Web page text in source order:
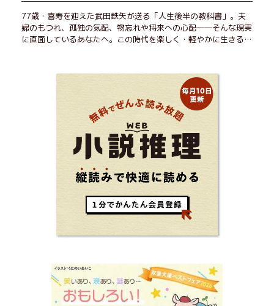
77歳・喜寿を迎えた武田鉄矢が送る「人生後半の教科書」。夫
婦のもつれ、孤独の気配、物忘れや将来への心配――そんな現実
に直面しているあなたへ。この時代を楽しく・軽やかに生きるヒ
ら！ 読むだけで前向きになれる一冊。